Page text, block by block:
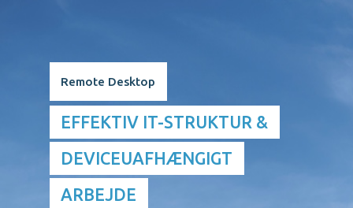
Remote Desktop
EFFEKTIV IT-STRUKTUR &
DEVICEUAFHÆNGIGT
ARBEJDE